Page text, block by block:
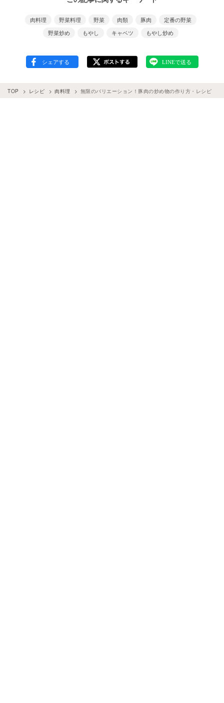
肉料理 野菜料理 野菜 肉類 豚肉
定番の野菜
野菜炒め
もやし キャベツ もやし炒め
TOP レシピ 肉料理 無限のバリエーション！豚肉の炒め物の作り方・レシピ